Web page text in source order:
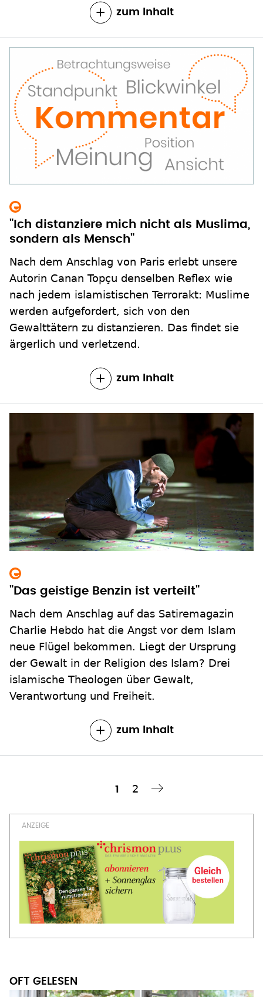
zum Inhalt
"Ich distanziere mich nicht als Muslima,
sondern als Mensch"
Nach dem Anschlag von Paris erlebt unsere
Autorin Canan Topçu denselben Reflex wie
nach jedem islamistischen Terrorakt: Muslime
werden aufgefordert, sich von den
Gewalttätern zu distanzieren. Das findet sie
ärgerlich und verletzend.
zum Inhalt
"Das geistige Benzin ist verteilt"
Nach dem Anschlag auf das Satiremagazin
Charlie Hebdo hat die Angst vor dem Islam
neue Flügel bekommen. Liegt der Ursprung
der Gewalt in der Religion des Islam? Drei
islamische Theologen über Gewalt,
Verantwortung und Freiheit.
zum Inhalt
Aktuelle
1 Seite
2
OFT GELESEN